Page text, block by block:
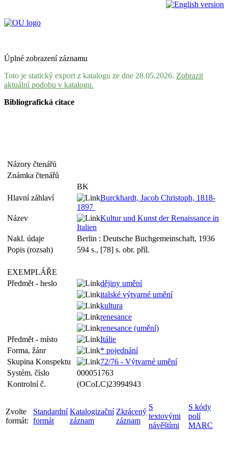
Úplné zobrazení záznamu
Toto je statický export z katalogu ze dne 28.05.2026. Zobrazit
aktuální podobu v katalogu.
Bibliografická citace
Názory čtenářů
Známka čtenářů
BK
Hlavní záhlaví
Burckhardt, Jacob Christoph, 1818-
1897
Název
Kultur und Kunst der Renaissance in
Italien
Nakl. údaje
Berlin : Deutsche Buchgemeinschaft, 1936
Popis (rozsah)
594 s., [78] s. obr. příl.
EXEMPLÁŘE
Předmět - heslo
dějiny umění
italské výtvarné umění
kultura
renesance
renesance (umění)
Předmět - místo
Itálie
Forma, žánr
* pojednání
Skupina Konspektu
72/76 - Výtvarné umění
Systém. číslo
000051763
Kontrolní č.
(OCoLC)23994943
Zvolte
formát:
Standardní
formát
Katalogizační
záznam
Zkrácený
záznam
S
textovými
návěštími
S kódy
polí
MARC